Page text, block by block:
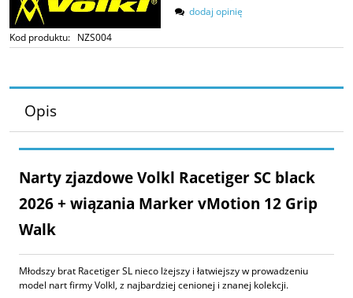
Kod produktu: NZS004
dodaj opinię
Opis
Narty zjazdowe Volkl Racetiger SC black
2026 + wiązania Marker vMotion 12 Grip
Walk
Młodszy brat Racetiger SL nieco lżejszy i łatwiejszy w prowadzeniu
model nart firmy Volkl, z najbardziej cenionej i znanej kolekcji.